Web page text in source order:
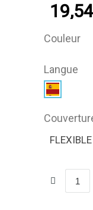
Couleur
Langue
FLEXIBLE